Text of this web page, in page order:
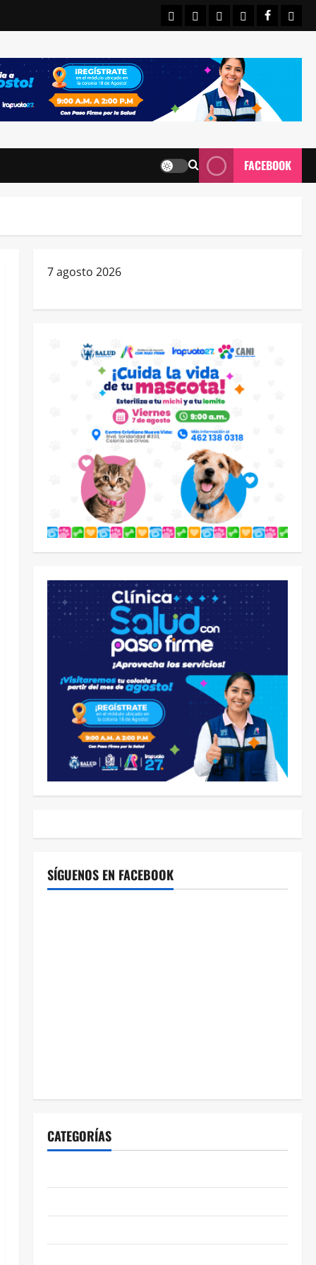
INICIOIRAPUATO
ESTATALES
FACEBOOK
7 agosto 2026
SÍGUENOS EN FACEBOOK
CATEGORÍAS